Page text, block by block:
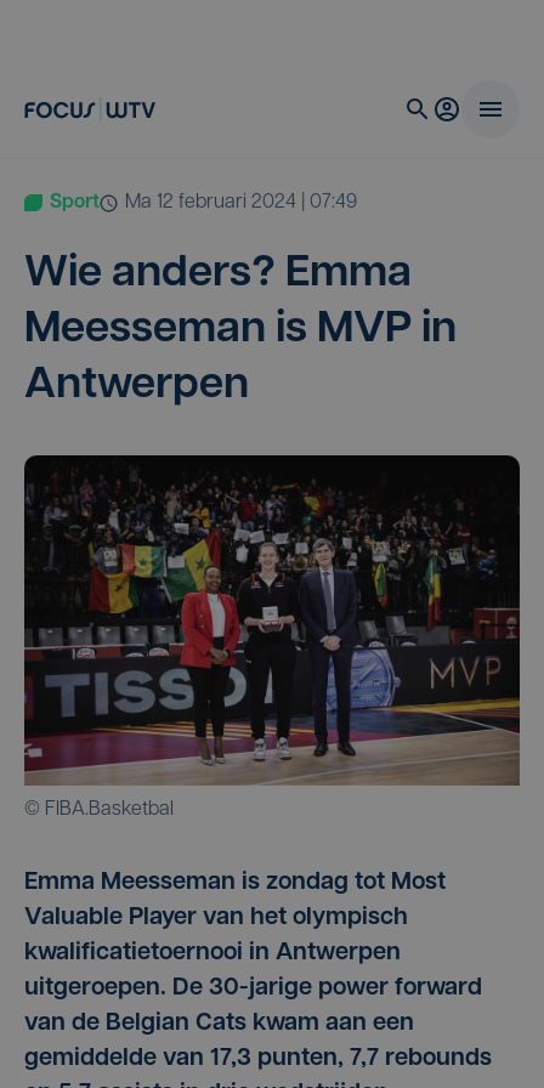
Sport ma 12 februari 2024 | 07:49
Wie anders? Emma
Mees­se­man is MVP in
Antwerpen
© FIBA.Basketbal
Emma Meesseman is zondag tot Most
Valuable Player van het olympisch
kwalificatietoernooi in Antwerpen
uitgeroepen. De 30-jarige power forward
van de Belgian Cats kwam aan een
gemiddelde van 17,3 punten, 7,7 rebounds